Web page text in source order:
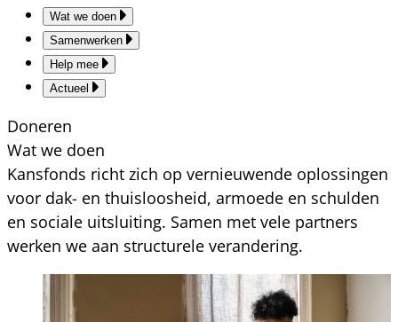
Wat we doen
Samenwerken
Help mee
Actueel
Doneren
Wat we doen
Kansfonds richt zich op vernieuwende oplossingen
voor dak- en thuisloosheid, armoede en schulden
en sociale uitsluiting. Samen met vele partners
werken we aan structurele verandering.